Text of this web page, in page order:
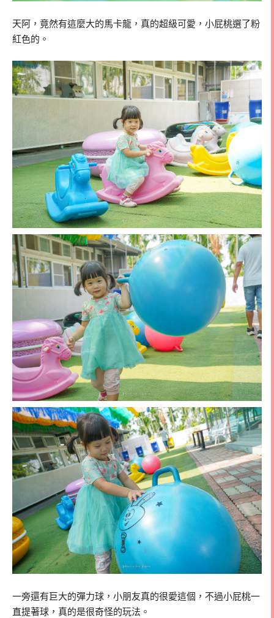
天阿，竟然有這麼大的馬卡龍，真的超級可愛，小屁桃選了粉
紅色的。
一旁還有巨大的彈力球，小朋友真的很愛這個，不過小屁桃一
直提著球，真的是很奇怪的玩法。